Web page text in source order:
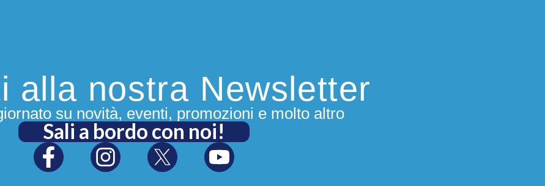
alla nostra Newsletter
su novità, eventi, promozioni e molto altro
Sali a bordo con noi!